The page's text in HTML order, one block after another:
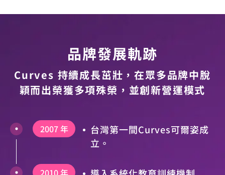
品牌發展軌跡
Curves 持續成長茁壯，在眾多品牌中脫
穎而出榮獲多項殊榮，並創新營運模式
2007 年
台灣第一間Curves可爾姿成
立。